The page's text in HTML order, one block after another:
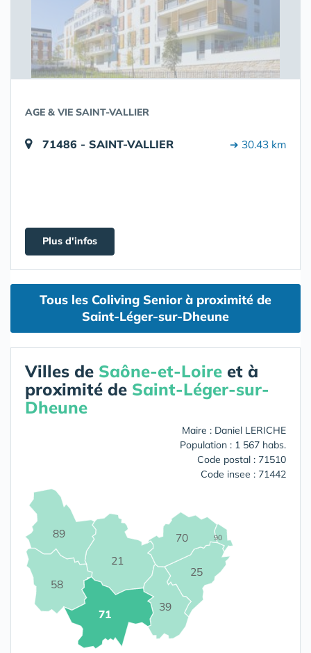
AGE & VIE SAINT-VALLIER
71486 - SAINT-VALLIER ➔ 30.43 km
Plus d'infos
Tous les Coliving Senior à proximité de
Saint-Léger-sur-Dheune
Villes de Saône-et-Loire et à
proximité de Saint-Léger-sur-
Dheune
Maire : Daniel LERICHE
Population : 1 567 habs.
Code postal : 71510
Code insee : 71442
21
25
39
58
70
71
89 90